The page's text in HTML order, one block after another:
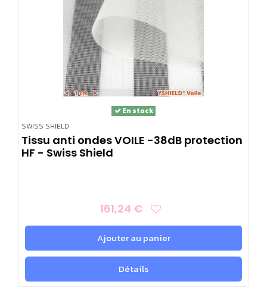
SWISS SHIELD
En stock
Tissu anti ondes VOILE -38dB protection
HF - Swiss Shield
161,24 €
Ajouter au panier
Détails